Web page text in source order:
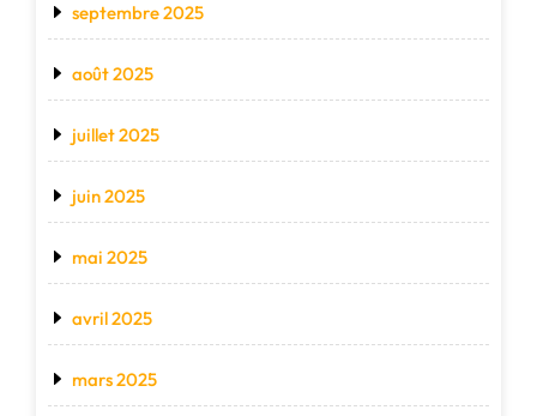
septembre 2025
août 2025
juillet 2025
juin 2025
mai 2025
avril 2025
mars 2025